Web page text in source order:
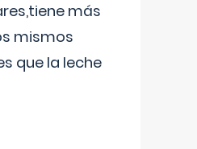
más
mismos
que la leche